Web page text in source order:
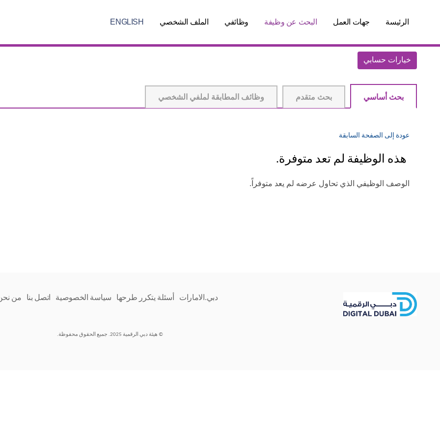
الرئيسة جهات العمل البحث عن وظيفة وظائفي الملف الشخصي ENGLISH
خيارات حسابي
بحث أساسي بحث متقدم وظائف المطابقة لملفي الشخصي
عودة إلى الصفحة السابقة
هذه الوظيفة لم تعد متوفرة.
الوصف الوظيفي الذي تحاول عرضه لم يعد متوفراً.
من اتصل بنا سياسة الخصوصية أسئلة يتكرر طرحها دبي.الامارات
© هيئة دبي الرقمية 2025. جميع الحقوق محفوظة.